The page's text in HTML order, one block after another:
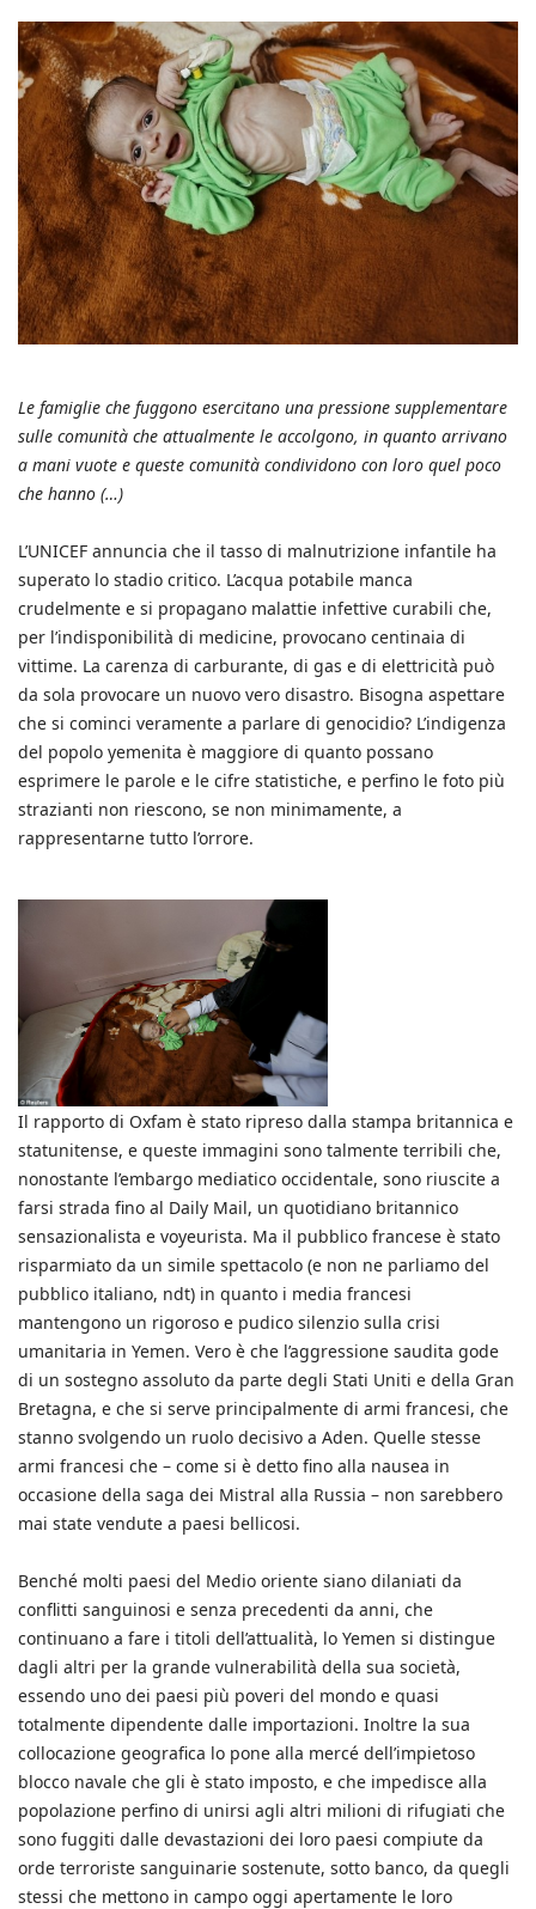
Le famiglie che fuggono esercitano una pressione supplementare
sulle comunità che attualmente le accolgono, in quanto arrivano
a mani vuote e queste comunità condividono con loro quel poco
che hanno (…)
L’UNICEF annuncia che il tasso di malnutrizione infantile ha
superato lo stadio critico. L’acqua potabile manca
crudelmente e si propagano malattie infettive curabili che,
per l’indisponibilità di medicine, provocano centinaia di
vittime. La carenza di carburante, di gas e di elettricità può
da sola provocare un nuovo vero disastro. Bisogna aspettare
che si cominci veramente a parlare di genocidio? L’indigenza
del popolo yemenita è maggiore di quanto possano
esprimere le parole e le cifre statistiche, e perfino le foto più
strazianti non riescono, se non minimamente, a
rappresentarne tutto l’orrore.
Il rapporto di Oxfam è stato ripreso dalla stampa britannica e
statunitense, e queste immagini sono talmente terribili che,
nonostante l’embargo mediatico occidentale, sono riuscite a
farsi strada fino al Daily Mail, un quotidiano britannico
sensazionalista e voyeurista. Ma il pubblico francese è stato
risparmiato da un simile spettacolo (e non ne parliamo del
pubblico italiano, ndt) in quanto i media francesi
mantengono un rigoroso e pudico silenzio sulla crisi
umanitaria in Yemen. Vero è che l’aggressione saudita gode
di un sostegno assoluto da parte degli Stati Uniti e della Gran
Bretagna, e che si serve principalmente di armi francesi, che
stanno svolgendo un ruolo decisivo a Aden. Quelle stesse
armi francesi che – come si è detto fino alla nausea in
occasione della saga dei Mistral alla Russia – non sarebbero
mai state vendute a paesi bellicosi.
Benché molti paesi del Medio oriente siano dilaniati da
conflitti sanguinosi e senza precedenti da anni, che
continuano a fare i titoli dell’attualità, lo Yemen si distingue
dagli altri per la grande vulnerabilità della sua società,
essendo uno dei paesi più poveri del mondo e quasi
totalmente dipendente dalle importazioni. Inoltre la sua
collocazione geografica lo pone alla mercé dell’impietoso
blocco navale che gli è stato imposto, e che impedisce alla
popolazione perfino di unirsi agli altri milioni di rifugiati che
sono fuggiti dalle devastazioni dei loro paesi compiute da
orde terroriste sanguinarie sostenute, sotto banco, da quegli
stessi che mettono in campo oggi apertamente le loro